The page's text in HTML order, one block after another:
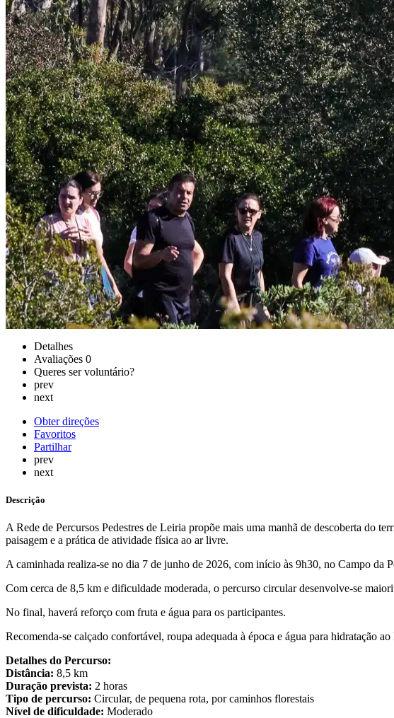
Detalhes
Avaliações 0
Queres ser voluntário?
prev
next
Obter direções
Favoritos
Partilhar
prev
next
Descrição
A Rede de Percursos Pedestres de Leiria propõe mais uma manhã de descoberta do
paisagem e a prática de atividade física ao ar livre.
A caminhada realiza-se no dia 7 de junho de 2026, com início às 9h30, no Campo da
Com cerca de 8,5 km e dificuldade moderada, o percurso circular desenvolve-se
No final, haverá reforço com fruta e água para os participantes.
Recomenda-se calçado confortável, roupa adequada à época e água para hidratação
Detalhes do Percurso:
Distância: 8,5 km
Duração prevista: 2 horas
Tipo de percurso: Circular, de pequena rota, por caminhos florestais
Nível de dificuldade: Moderado